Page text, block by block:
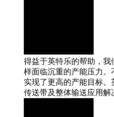
得益于英特乐的帮助，
样面临沉重的产能压力
实现了更高的产能目标
传送带及整体输送应用解